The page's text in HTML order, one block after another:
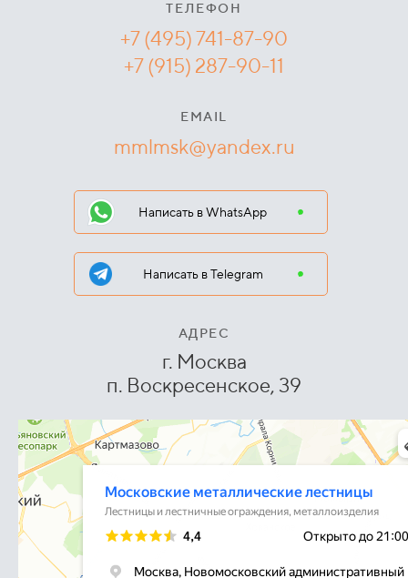
ТЕЛЕФОН
+7 (495) 741-87-90
+7 (915) 287-90-11
EMAIL
mmlmsk@yandex.ru
Написать в WhatsApp
Написать в Telegram
АДРЕС
г. Москва
п. Воскресенское, 39